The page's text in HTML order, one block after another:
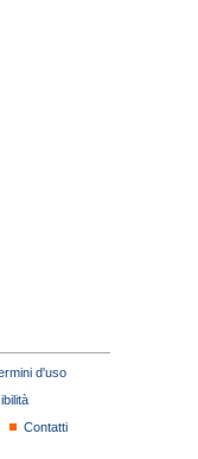
d'uso
Contatti